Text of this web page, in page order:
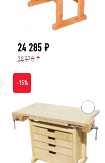
24 285 ₽
28570 ₽
-15%